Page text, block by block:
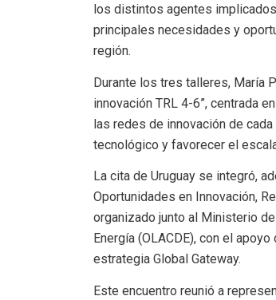
los distintos agentes
principales necesidades y
región.
Durante los tres talleres, María
innovación TRL 4-6”, centrada
las redes de innovación de
tecnológico y favorecer el
La cita de Uruguay se integró,
Oportunidades en Innovación,
organizado junto al Ministerio
Energía (OLACDE), con el
estrategia Global Gateway.
Este encuentro reunió a